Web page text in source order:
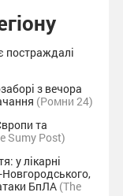
постраждалі
з вечора
(Ромни 24)
та
Sumy Post)
у лікарні
БпЛА (The